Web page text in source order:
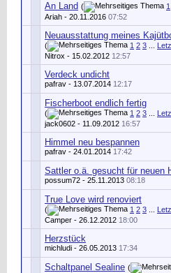
An Land ( 1
Ariah - 20.11.2016 07:52
Neuausstattung meines
( 1 2 3
Nitrox - 15.02.2012 12:57
Verdeck undicht
pafrav - 13.07.2014 12:17
Fischerboot endlich fertig
( 1 2 3
jack0602 - 11.09.2012 16:57
Himmel neu bespannen
pafrav - 24.01.2014 17:42
Sattler o.ä. gesucht für neuen
possum72 - 25.11.2013 08:18
True Love wird renoviert
( 1 2 3
Camper - 26.12.2012 18:00
Herzstück
michludi - 26.05.2013 17:34
Schaltpanel Sealine (